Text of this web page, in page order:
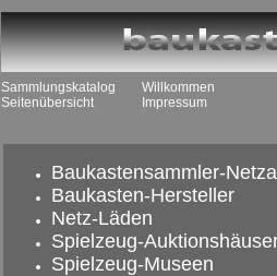
Sammlungskatalog
Seitenübersicht
Willkommen
Impressum
Baukastensammler-
Baukasten-Hersteller
Netz-Läden
Spielzeug-
Spielzeug-Museen